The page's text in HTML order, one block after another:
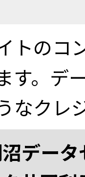
トのコ
す。デ
なクレ
沼デー